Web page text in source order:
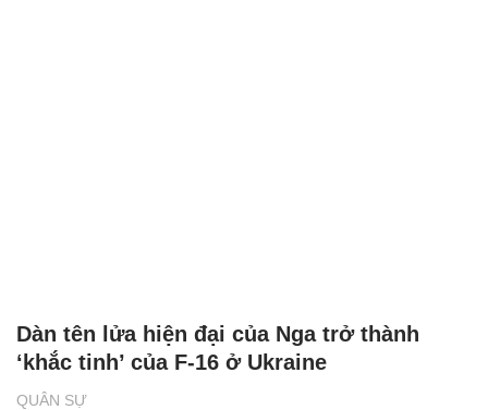
QUÂN SỰ
Dàn tên lửa hiện đại của Nga trở thành
‘khắc tinh’ của F-16 ở Ukraine